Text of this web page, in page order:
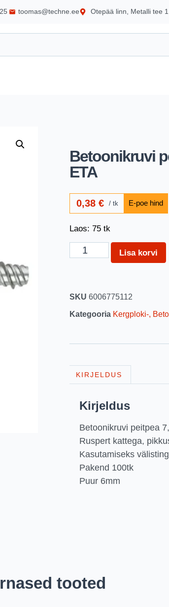
toomas@techne.ee Otepää linn, Metalli tee 1
Betoonikruvi
ETA
0,38€ tk
Laos: 75 tk
Lisa korvi
SKU 6006775112
Kategooria Kergploki-,
KIRJELDUS
Kirjeldus
Betoonikruvi peitpea
Ruspert kattega,
Kasutamiseks
Pakend 100tk
Puur 6mm
tooted